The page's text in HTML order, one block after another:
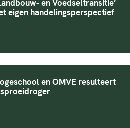
en Voedseltransitie’
eigen handelingsperspectief
en OMVE resulteert